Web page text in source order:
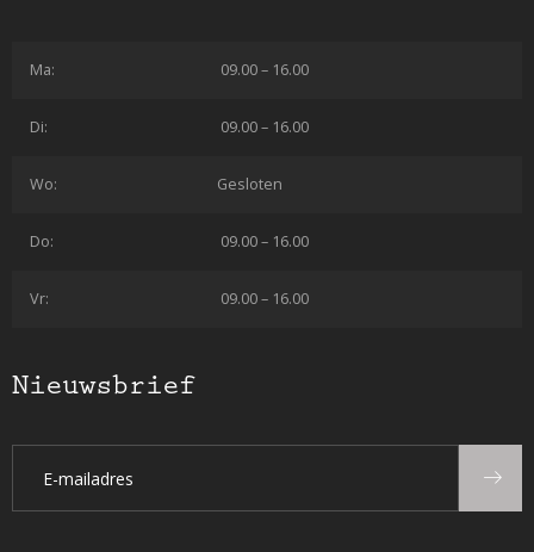
Ma: 09.00 – 16.00
Di: 09.00 – 16.00
Wo: Gesloten
Do: 09.00 – 16.00
Vr: 09.00 – 16.00
Nieuwsbrief